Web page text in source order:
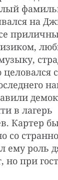
на
с
в лагерь
Картер
со
ему роль
но при